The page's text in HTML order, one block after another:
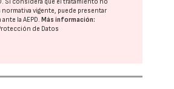
. Si considera que el tratamiento no
normativa vigente, puede presentar
ante laAEPD. Más información:
de Datos